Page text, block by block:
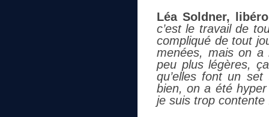
Léa Soldner,
c’est le travail de
compliqué de tout
menées, mais on
peu plus légères,
qu’elles font un
bien, on a été
je suis trop contente